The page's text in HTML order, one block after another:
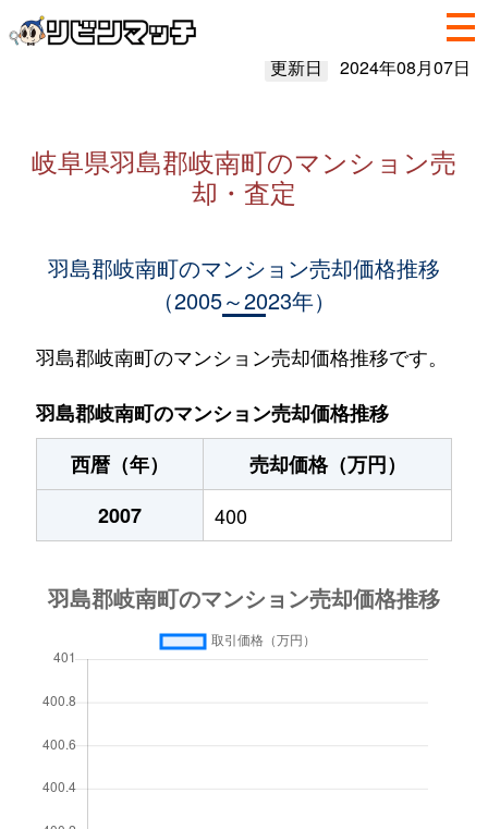
更新日 2024年08月07日
岐阜県羽島郡岐南町のマンション売
却・査定
羽島郡岐南町のマンション売却価格推移
（2005～2023年）
羽島郡岐南町のマンション売却価格推移です。
羽島郡岐南町のマンション売却価格推移
西暦（年）
売却価格（万円）
2007
400